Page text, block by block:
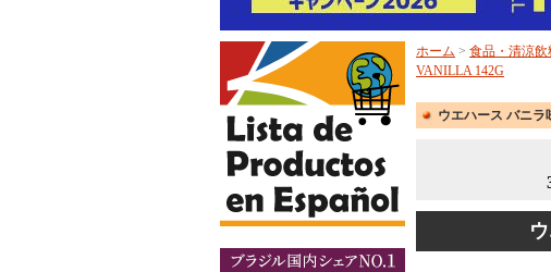
ホーム > 食品・清涼飲
VANILLA 142G
ウエハース バニ